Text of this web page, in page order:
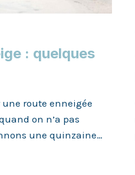
: quelques
route enneigée
on n’a pas
une quinzaine…